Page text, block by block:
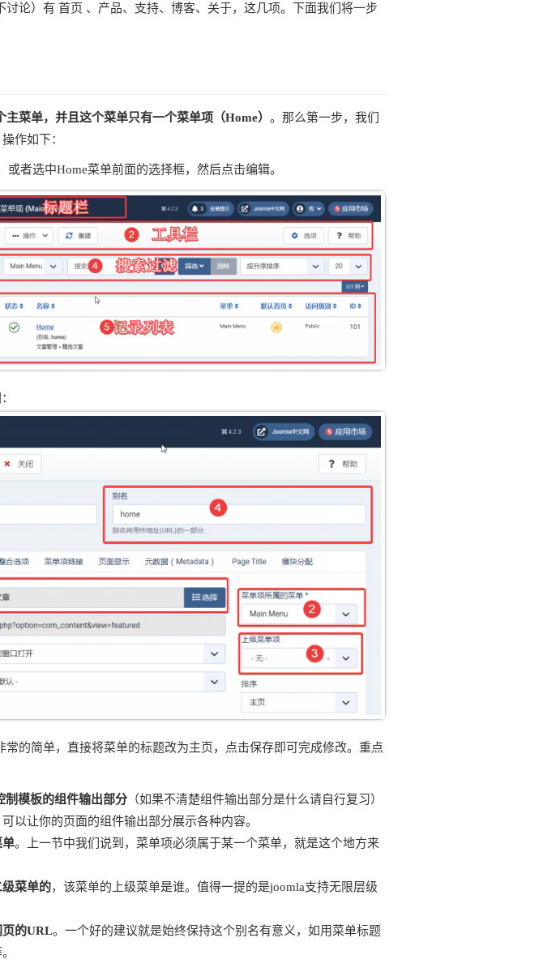
论）有 首页 、产品、支持、博客、关于，这几项。下面我们将一步
菜单，并且这个菜单只有一个菜单项（Home） 。那么第一步，我们
作如下：
者选中Home菜单前面的选择框，然后点击编辑。
的简单，直接将菜单的标题改为主页，点击保存即可完成修改。重点
制模板的组件输出部分 （如果不清楚组件输出部分是什么请自行复习）
以让你的页面的组件输出部分展示各种内容。
单。上一节中我们说到，菜单项必须属于某一个菜单，就是这个地方来
级菜单的，该菜单的上级菜单是谁。值得一提的是joomla支持无限层级
页的URL。一个好的建议就是始终保持这个别名有意义，如用菜单标题